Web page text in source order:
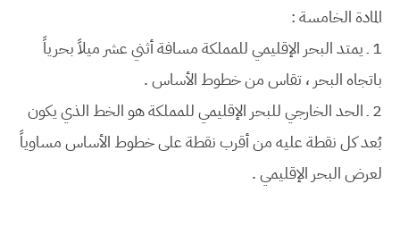
المادة الخامسة :
1 ـ يمتد البحر الإقليمي للمملكة مسافة أثني عشر ميلاً بحرياً
باتجاه البحر ، تقاس من خطوط الأساس .
2 ـ الحد الخارجي للبحر الإقليمي للمملكة هو الخط الذي يكون
بُعد كل نقطة عليه من أقرب نقطة على خطوط الأساس مساوياً
لعرض البحر الإقليمي .